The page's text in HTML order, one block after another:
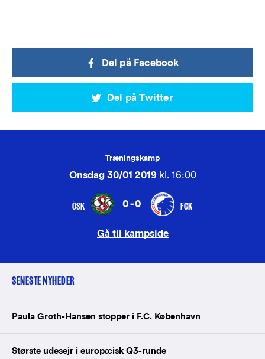
Del på Facebook
Del på Twitter
Træningskamp
Onsdag 30/01 2019kl. 16:00
ÖSK 0-0 FCK
Gå til kampside
SENESTE NYHEDER
Paula Groth-Hansen stopper i F.C. København
Største udesejr i europæisk Q3-runde